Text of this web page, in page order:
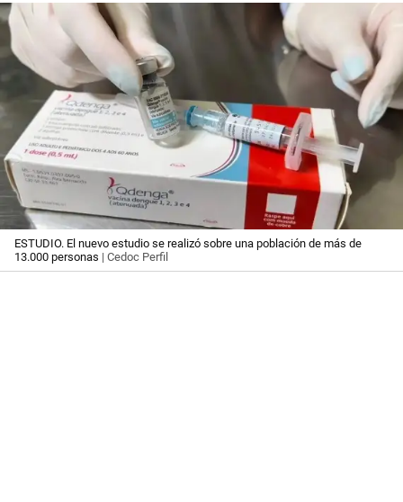
ESTUDIO. El nuevo estudio se realizó sobre una población de más de
13.000 personas | Cedoc Perfil